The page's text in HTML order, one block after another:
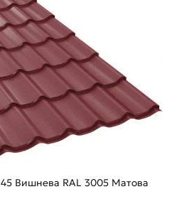
Вишнева RAL 3005 Матова